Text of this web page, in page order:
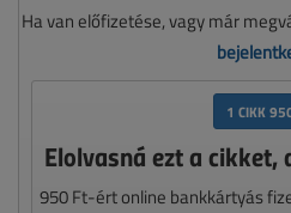
Ha van előfizetése, vagy már
1 CIKK
Elolvasná ezt a cikket,
950 Ft-ért online bankkártyás